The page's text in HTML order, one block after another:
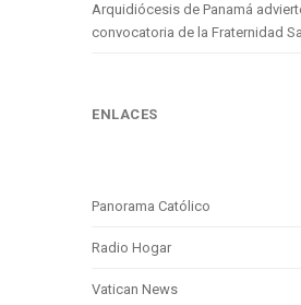
Arquidiócesis de Panamá
convocatoria de la Fraternidad
ENLACES
Panorama Católico
Radio Hogar
Vatican News